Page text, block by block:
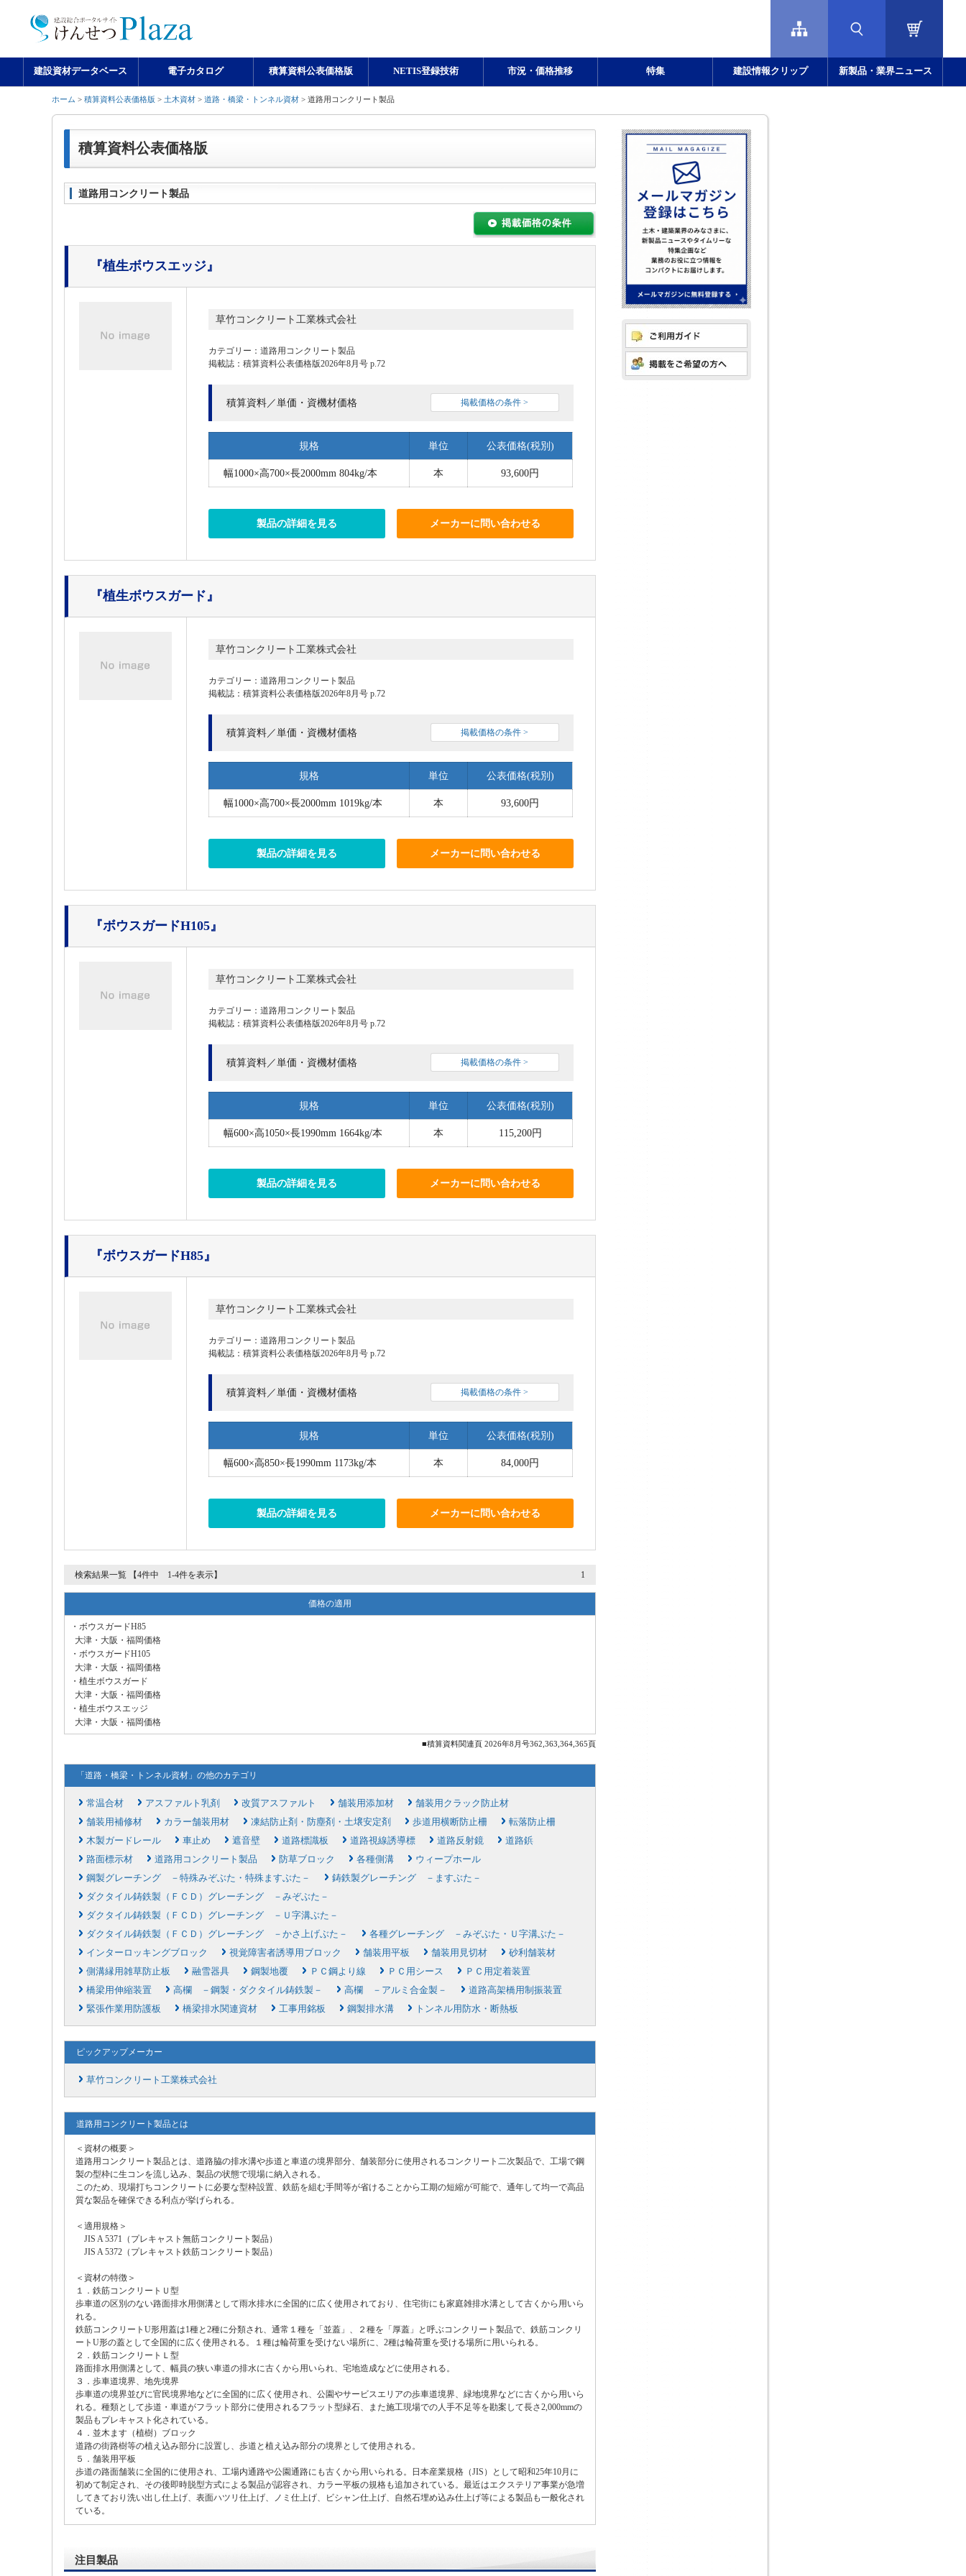
建設資材データベース 電子カタログ 積算資料公表価格版 NETIS登録技術 市況・価格推移 特集 建設情報クリップ 新製品・業界ニュース
ホーム > 積算資料公表価格版 > 土木資材 > 道路・橋梁・トンネル資材 > 道路用コンクリート製品
積算資料公表価格版
道路用コンクリート製品
『植生ボウスエッジ』
草竹コンクリート工業株式会社
カテゴリー：道路用コンクリート製品
掲載誌：積算資料公表価格版2026年8月号 p.72
積算資料／単価・資機材価格 掲載価格の条件 >
規格 単位 公表価格(税別)
幅1000×高700×長2000mm 804kg/本 本 93,600円
製品の詳細を見る メーカーに問い合わせる
『植生ボウスガード』
草竹コンクリート工業株式会社
カテゴリー：道路用コンクリート製品
掲載誌：積算資料公表価格版2026年8月号 p.72
積算資料／単価・資機材価格 掲載価格の条件 >
規格 単位 公表価格(税別)
幅1000×高700×長2000mm 1019kg/本 本 93,600円
製品の詳細を見る メーカーに問い合わせる
『ボウスガードH105』
草竹コンクリート工業株式会社
カテゴリー：道路用コンクリート製品
掲載誌：積算資料公表価格版2026年8月号 p.72
積算資料／単価・資機材価格 掲載価格の条件 >
規格 単位 公表価格(税別)
幅600×高1050×長1990mm 1664kg/本 本 115,200円
製品の詳細を見る メーカーに問い合わせる
『ボウスガードH85』
草竹コンクリート工業株式会社
カテゴリー：道路用コンクリート製品
掲載誌：積算資料公表価格版2026年8月号 p.72
積算資料／単価・資機材価格 掲載価格の条件 >
規格 単位 公表価格(税別)
幅600×高850×長1990mm 1173kg/本 本 84,000円
製品の詳細を見る メーカーに問い合わせる
検索結果一覧 【4件中 1-4件を表示】 1
価格の適用
・ボウスガードH85
大津・大阪・福岡価格
・ボウスガードH105
大津・大阪・福岡価格
・植生ボウスガード
大津・大阪・福岡価格
・植生ボウスエッジ
大津・大阪・福岡価格
■積算資料関連頁 2026年8月号362,363,364,365頁
「道路・橋梁・トンネル資材」の他のカテゴリ
常温合材 アスファルト乳剤 改質アスファルト 舗装用添加材
舗装用クラック防止材
舗装用補修材
カラー舗装用材 凍結防止剤・防塵剤・土壌安定剤 歩道用横断防止柵
転落防止柵
木製ガードレール
車止め 遮音壁 道路標識板 道路視線誘導標 道路反射鏡
道路鋲
路面標示材
道路用コンクリート製品 防草ブロック 各種側溝
ウィープホール
鋼製グレーチング －特殊みぞぶた・特殊ますぶた－
鋳鉄製グレーチング －ますぶた－
ダクタイル鋳鉄製（ＦＣＤ）グレーチング －みぞぶた－
ダクタイル鋳鉄製（ＦＣＤ）グレーチング －Ｕ字溝ぶた－
ダクタイル鋳鉄製（ＦＣＤ）グレーチング －かさ上げぶた－
各種グレーチング －みぞぶた・Ｕ字溝ぶた－
インターロッキングブロック
視覚障害者誘導用ブロック 舗装用平板 舗装用見切材
砂利舗装材
側溝縁用雑草防止板
融雪器具 鋼製地覆 ＰＣ鋼より線 ＰＣ用シース
ＰＣ用定着装置
橋梁用伸縮装置
高欄 －鋼製・ダクタイル鋳鉄製－ 高欄 －アルミ合金製－
道路高架橋用制振装置
緊張作業用防護板
橋梁排水関連資材 工事用銘板 鋼製排水溝 トンネル用防水・断熱板
ピックアップメーカー
草竹コンクリート工業株式会社
道路用コンクリート製品とは
＜資材の概要＞
道路用コンクリート製品とは、道路脇の排水溝や歩道と車道の境界部分、舗装部分に使用されるコンクリート二次製品で、工場で鋼
製の型枠に生コンを流し込み、製品の状態で現場に納入される。
このため、現場打ちコンクリートに必要な型枠設置、鉄筋を組む手間等が省けることから工期の短縮が可能で、通年して均一で高品
質な製品を確保できる利点が挙げられる。
＜適用規格＞
JIS A 5371（プレキャスト無筋コンクリート製品）
JIS A 5372（プレキャスト鉄筋コンクリート製品）
＜資材の特徴＞
１．鉄筋コンクリートＵ型
歩車道の区別のない路面排水用側溝として雨水排水に全国的に広く使用されており、住宅街にも家庭雑排水溝として古くから用いら
れる。
鉄筋コンクリートU形用蓋は1種と2種に分類され、通常１種を「並蓋」、２種を「厚蓋」と呼ぶコンクリート製品で、鉄筋コンクリ
ートU形の蓋として全国的に広く使用される。１種は輪荷重を受けない場所に、2種は輪荷重を受ける場所に用いられる。
２．鉄筋コンクリートＬ型
路面排水用側溝として、幅員の狭い車道の排水に古くから用いられ、宅地造成などに使用される。
３．歩車道境界、地先境界
歩車道の境界並びに官民境界地などに全国的に広く使用され、公園やサービスエリアの歩車道境界、緑地境界などに古くから用いら
れる。種類として歩道・車道がフラット部分に使用されるフラット型緑石、また施工現場での人手不足等を勘案して長さ2,000mmの
製品もプレキャスト化されている。
４．並木ます（植樹）ブロック
道路の街路樹等の植え込み部分に設置し、歩道と植え込み部分の境界として使用される。
５．舗装用平板
歩道の路面舗装に全国的に使用され、工場内通路や公園通路にも古くから用いられる。日本産業規格（JIS）として昭和25年10月に
初めて制定され、その後即時脱型方式による製品が認容され、カラー平板の規格も追加されている。最近はエクステリア事業が急増
してきており洗い出し仕上げ、表面ハツリ仕上げ、ノミ仕上げ、ビシャン仕上げ、自然石埋め込み仕上げ等による製品も一般化され
ている。
注目製品